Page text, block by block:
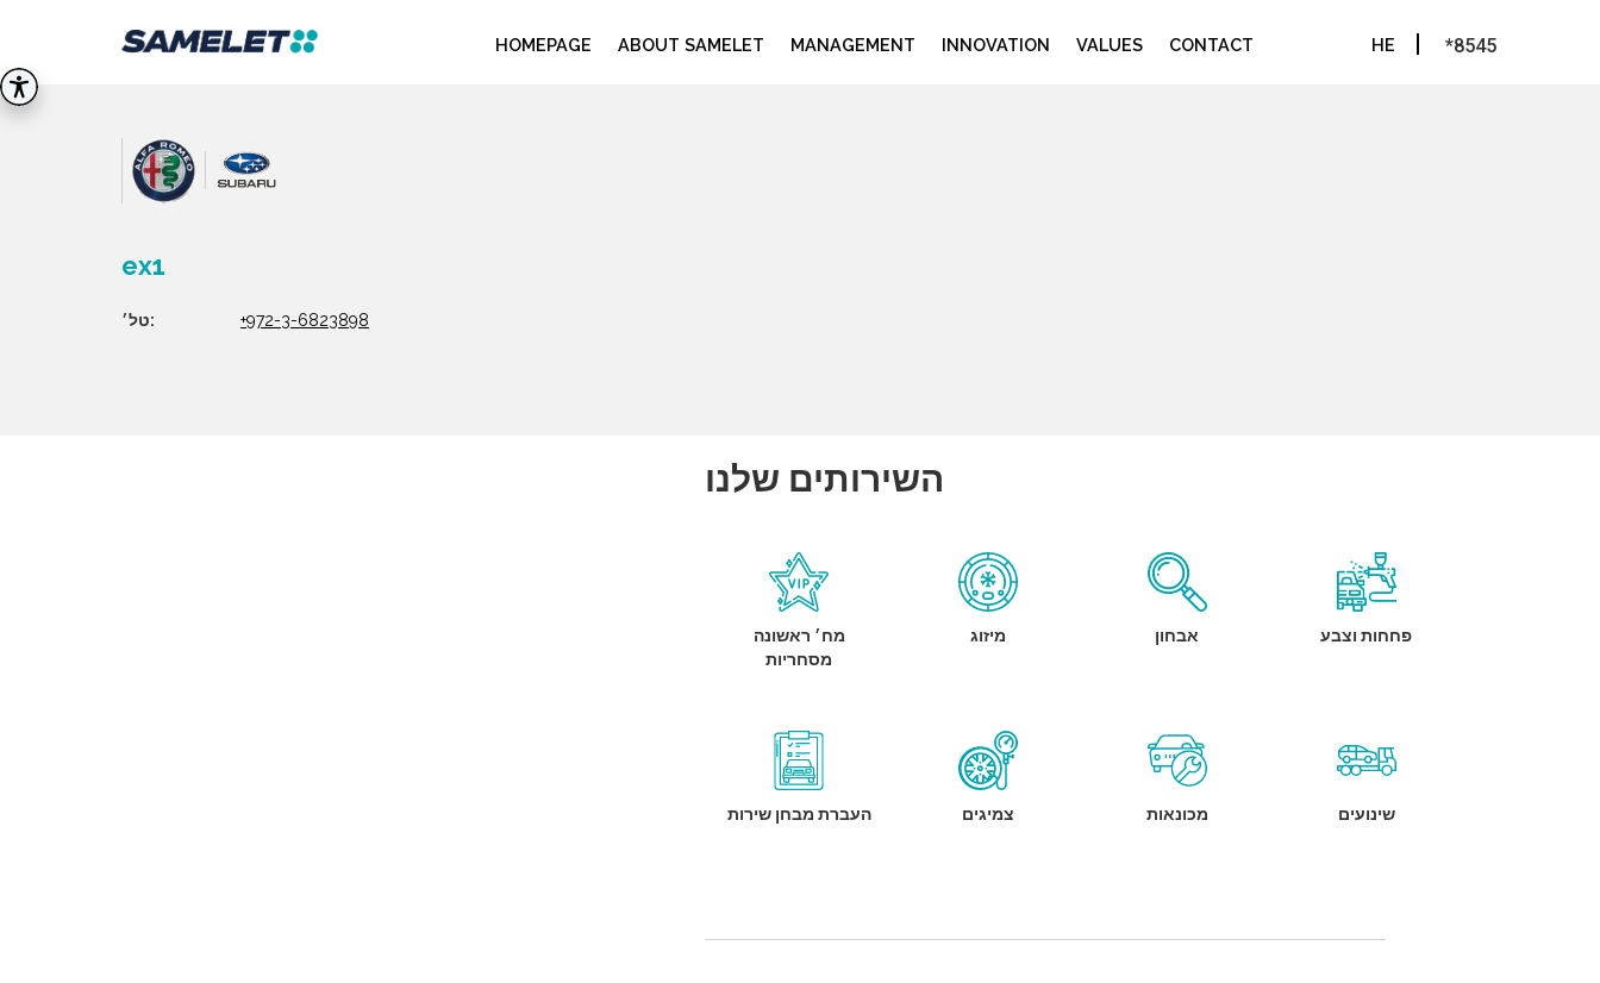
HOMEPAGE ABOUT SAMELET MANAGEMENT INNOVATION VALUES CONTACT *8545
HE
ex1
טל׳: +972-3-6823898
השירותים שלנו
מח׳ ראשונה
מסחריות
מיזוג אבחון פחחות וצבע
העברת מבחן שירות צמיגים מכונאות שינועים